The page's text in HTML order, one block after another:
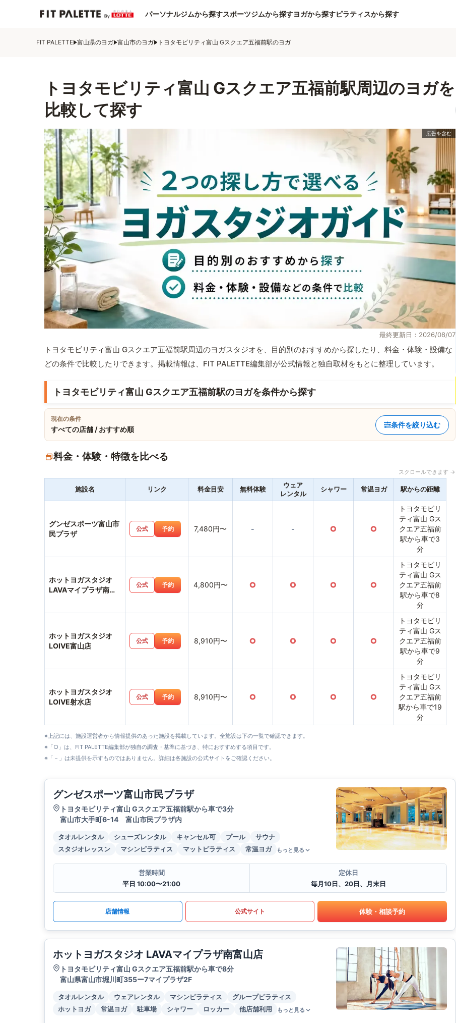
パーソナルジムから探すスポーツジムから探すヨガから探すピラティスから探す
FIT PALETTE 富山県のヨガ 富山市のヨガ トヨタモビリティ富山 Gスクエア五福前駅のヨガ
トヨタモビリティ富山 Gスクエア五福前駅周辺のヨガを
比較して探す
最終更新日：2026/08/07
トヨタモビリティ富山 Gスクエア五福前駅周辺のヨガスタジオを、目的別のおすすめから探したり、料金・体験・設備な
どの条件で比較したりできます。掲載情報は、FIT PALETTE編集部が公式情報と独自取材をもとに整理しています。
トヨタモビリティ富山 Gスクエア五福前駅のヨガを条件から探す
現在の条件
すべての店舗 / おすすめ順
条件を絞り込む
料金・体験・特徴を比べる
スクロールできます →
施設名 リンク 料金目安 無料体験
ウェア
レンタル
シャワー 常温ヨガ 駅からの距離
グンゼスポーツ富山市
民プラザ
公式 予約 7,480円〜 - - ○ ○
トヨタモビリ
ティ富山 Gス
クエア五福前
駅から車で3
分
ホットヨガスタジオ
LAVAマイプラザ南富
公式 予約 4,800円〜 ○ ○ ○ ○
トヨタモビリ
ティ富山 Gス
クエア五福前
駅から車で8
分
ホットヨガスタジオ
LOIVE富山店
公式 予約 8,910円〜 ○ ○ ○ ○
トヨタモビリ
ティ富山 Gス
クエア五福前
駅から車で9
分
ホットヨガスタジオ
LOIVE射水店
公式 予約 8,910円〜 ○ ○ ○ ○
トヨタモビリ
ティ富山 Gス
クエア五福前
駅から車で19
分
※上記には、施設運営者から情報提供のあった施設を掲載しています。全施設は下の一覧で確認できます。
※「○」は、FIT PALETTE編集部が独自の調査・基準に基づき、特におすすめする項目です。
※「－」は未提供を示すものではありません。詳細は各施設の公式サイトをご確認ください。
グンゼスポーツ富山市民プラザ
トヨタモビリティ富山 Gスクエア五福前駅から車で3分
富山市大手町6-14 富山市民プラザ内
タオルレンタル シューズレンタル キャンセル可 プール
サウナ
スタジオレッスン
マシンピラティス マットピラティス 常温ヨガ もっと見る
営業時間
平日 10:00〜21:00
定休日
毎月10日、20日、月末日
店舗情報 公式サイト 体験・相談予約
ホットヨガスタジオ LAVAマイプラザ南富山店
トヨタモビリティ富山 Gスクエア五福前駅から車で8分
富山県富山市堀川町355ー7マイプラザ2F
タオルレンタル ウェアレンタル マシンピラティス
グループピラティス
ホットヨガ
常温ヨガ 駐車場 シャワー ロッカー 他店舗利用 もっと見る